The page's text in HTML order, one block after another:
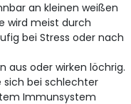
an kleinen weißen
wird meist durch
bei Stress oder nach
aus oder wirken löchrig.
sich bei schlechter
Immunsystem